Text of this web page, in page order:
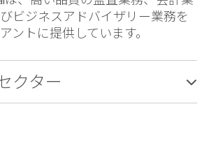
ビジネスアドバイザリー業務を
ントに提供しています。
クター